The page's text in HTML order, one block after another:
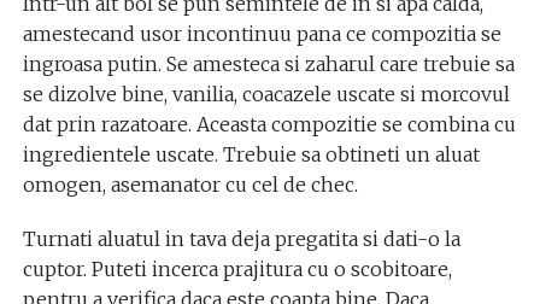
amestecand usor incontinuu pana ce compozitia se
ingroasa putin. Se amesteca si zaharul care trebuie sa
se dizolve bine, vanilia, coacazele uscate si morcovul
dat prin razatoare. Aceasta compozitie se combina cu
ingredientele uscate. Trebuie sa obtineti un aluat
omogen, asemanator cu cel de chec.
Turnati aluatul in tava deja pregatita si dati-o la
cuptor. Puteti incerca prajitura cu o scobitoare,